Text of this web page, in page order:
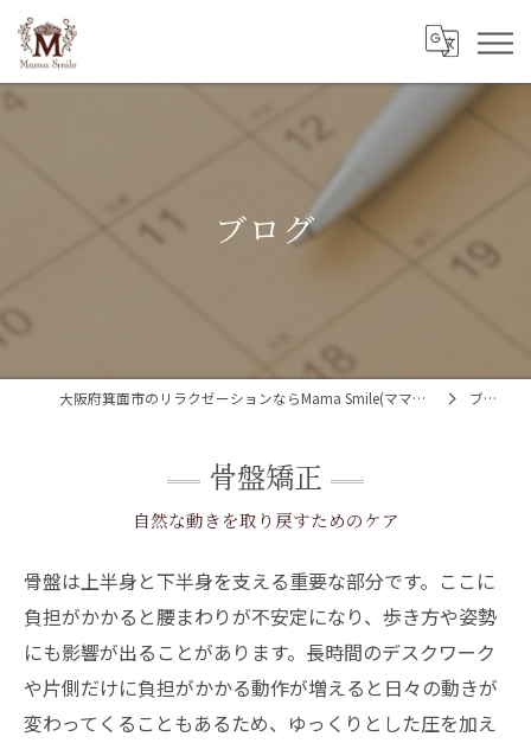
ブログ
大阪府箕面市のリラクゼーションならMama Smile(ママスマイル) ブログ
骨盤矯正
自然な動きを取り戻すためのケア
骨盤は上半身と下半身を支える重要な部分です。ここに
負担がかかると腰まわりが不安定になり、歩き方や姿勢
にも影響が出ることがあります。長時間のデスクワーク
や片側だけに負担がかかる動作が増えると日々の動きが
変わってくることもあるため、ゆっくりとした圧を加え